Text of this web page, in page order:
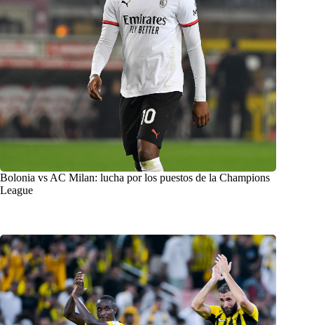
Bolonia vs AC Milan: lucha por los puestos de la Champions
League